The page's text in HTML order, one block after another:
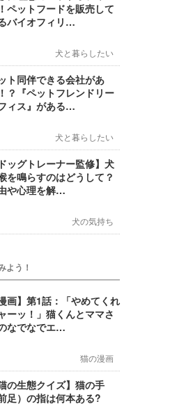
ペットフードを販売して
バイオフィリ…
犬と暮らしたい
ト同伴できる会社があ
？『ペットフレンドリー
ィス』がある…
犬と暮らしたい
ドッグトレーナー監修】犬
を鳴らすのはどうして？
や心理を解…
犬の気持ち
よう！
漫画】第1話：「やめてくれ
ーッ！」猫くんとママさ
なでなでエ…
猫の漫画
猫の生態クイズ】猫の手
前足）の指は何本ある?